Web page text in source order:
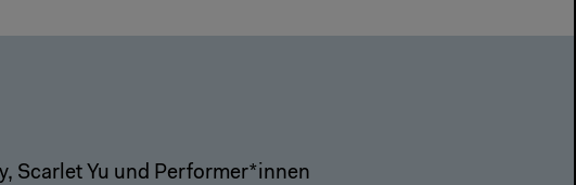
Scarlet Yu und Performer*innen